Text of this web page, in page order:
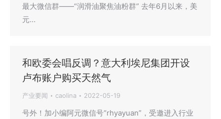
最大微信群——“润滑油聚焦油粉群” 去年6月以来，美
元…
和欧委会唱反调？意大利埃尼集团开设
卢布账户购买天然气
产业要闻 caolina 2022-05-19
号外！加小编阿元微信号“rhyayuan”，受邀进入行业